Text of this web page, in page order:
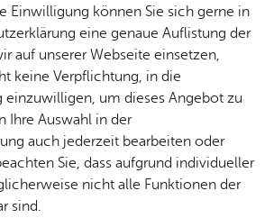
Jobs
Stel­
len­an­
ge­bo­te
Aus­bil­
dung &
Stu­di­
um
Bauen
& Um­
welt
Geo­
da­ten
& 3D-
Stadt­
Ge­
sund­
heit &
kum
Ärzte &
Apo­
Sil­ber­schmie­de
Schöll­ham­mer.
Vor­le­sen
be­fan­den sich ge­gen­
Einwilligung können Sie sich gerne in
eine genaue Auflistung der
auf unserer Webseite einsetzen,
keine Verpflichtung, in die
einzuwilligen, um dieses Angebot zu
Ihre Auswahl in der
auch jederzeit bearbeiten oder
Sie, dass aufgrund individueller
nicht alle Funktionen der
sind.